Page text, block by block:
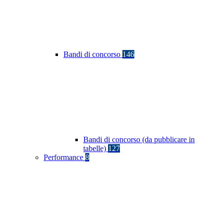
Bandi di concorso 146
Bandi di concorso (da pubblicare in
tabelle) 127
Performance 8